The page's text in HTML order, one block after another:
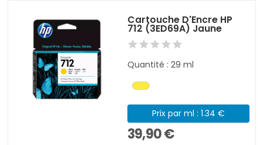
Cartouche D'Encre HP
712 (3ED69A) Jaune
Quantité : 29 ml
Prix par ml : 1.34 €
39,90 €